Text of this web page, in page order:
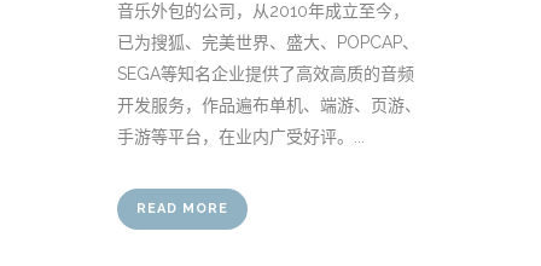
音乐外包的公司，从2010年成立至今，
已为搜狐、完美世界、盛大、POPCAP、
SEGA等知名企业提供了高效高质的音频
开发服务，作品遍布单机、端游、页游、
手游等平台，在业内广受好评。...
READ MORE